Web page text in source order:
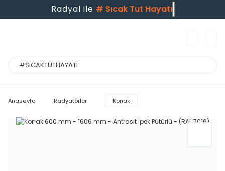
Radyal ile # Sıcak Tut Hayatı
Anasayfa Radyatörler Konak